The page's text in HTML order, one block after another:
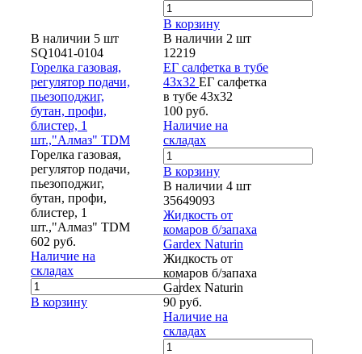
В корзину
В наличии 5 шт
SQ1041-0104
Горелка газовая,
регулятор подачи,
пьезоподжиг,
бутан, профи,
блистер, 1
шт.,"Алмаз" TDM
Горелка газовая,
регулятор подачи,
пьезоподжиг,
бутан, профи,
блистер, 1
шт.,"Алмаз" TDM
602 руб.
Наличие на
складах
В корзину
В наличии 2 шт
12219
ЕГ салфетка в тубе
43х32 ЕГ салфетка
в тубе 43х32
100 руб.
Наличие на
складах
В корзину
В наличии 4 шт
35649093
Жидкость от
комаров б/запаха
Gardex Naturin
Жидкость от
комаров б/запаха
Gardex Naturin
90 руб.
Наличие на
складах